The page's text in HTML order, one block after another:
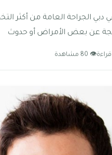
دبي الجراحة العامة من
عن بعض الأمراض أو حدوث
👁 80 مشاهدة